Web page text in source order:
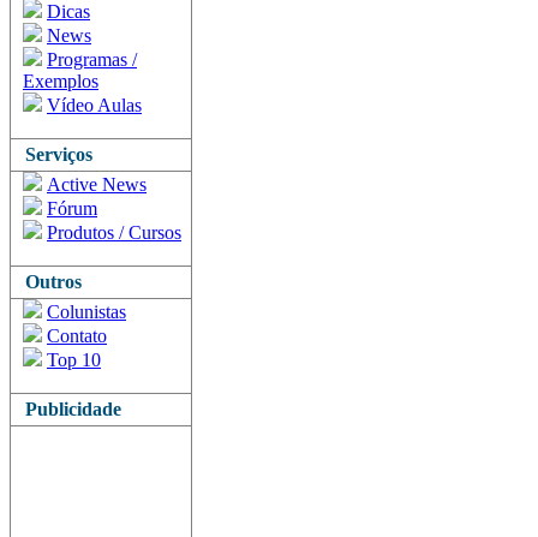
Dicas
News
Programas /
Exemplos
Vídeo Aulas
Serviços
Active News
Fórum
Produtos / Cursos
Outros
Colunistas
Contato
Top 10
Publicidade